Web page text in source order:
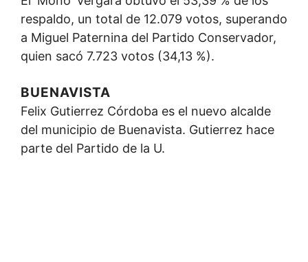
respaldo, un total de 12.079 votos, superando
a Miguel Paternina del Partido Conservador,
quien sacó 7.723 votos (34,13 %).
BUENAVISTA
Felix Gutierrez Córdoba es el nuevo alcalde
del municipio de Buenavista. Gutierrez hace
parte del Partido de la U.